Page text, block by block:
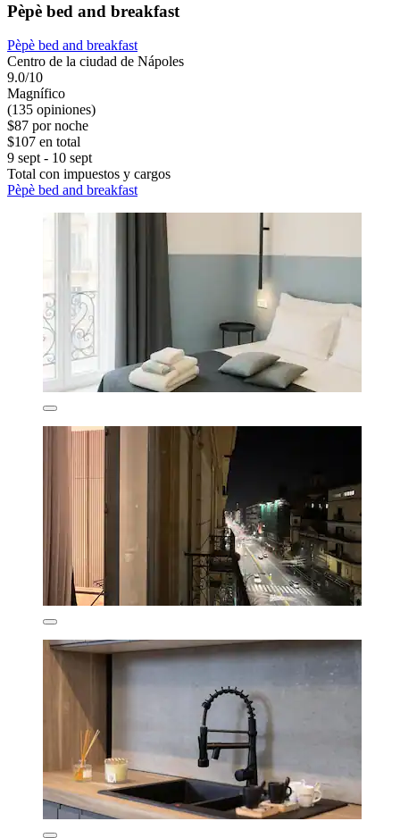
Pèpè bed and breakfast
Pèpè bed and breakfast
Centro de la ciudad de Nápoles
9.0/10
Magnífico
(135 opiniones)
$87 por noche
$107 en total
9 sept - 10 sept
Total con impuestos y cargos
Pèpè bed and breakfast